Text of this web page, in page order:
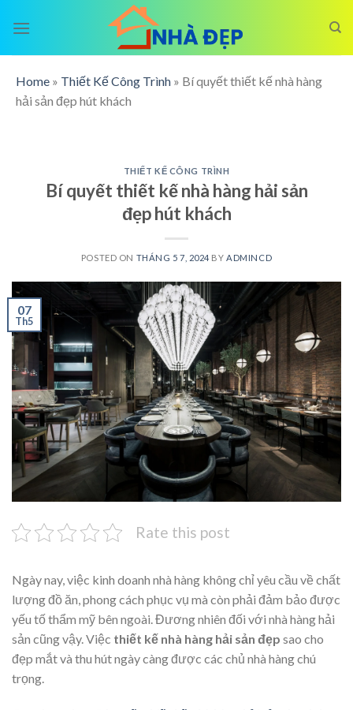
Home » Thiết Kế Công Trình » Bí quyết thiết kế nhà hàng
hải sản đẹp hút khách
THIẾT KẾ CÔNG TRÌNH
Bí quyết thiết kế nhà hàng hải sản
đẹp hút khách
POSTED ON THÁNG 5 7, 2024 BYADMINCD
07
Th5
Rate this post
Ngày nay, việc kinh doanh nhà hàng không chỉ yêu cầu về chất
lượng đồ ăn, phong cách phục vụ mà còn phải đảm bảo được
yếu tố thẩm mỹ bên ngoài. Đương nhiên đối với nhà hàng hải
sản cũng vậy. Việc thiết kế nhà hàng hải sản đẹp sao cho
đẹp mắt và thu hút ngày càng được các chủ nhà hàng chú
trọng.